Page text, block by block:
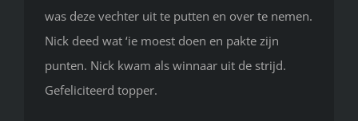
was deze vechter uit te putten en over te nemen.
Nick deed wat ‘ie moest doen en pakte zijn
punten. Nick kwam als winnaar uit de strijd.
Gefeliciteerd topper.